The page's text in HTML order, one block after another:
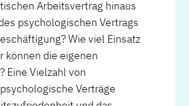
Arbeitsvertrag hinaus
psychologischen Vertrags
Wie viel Einsatz
können die eigenen
Eine Vielzahl von
Verträge